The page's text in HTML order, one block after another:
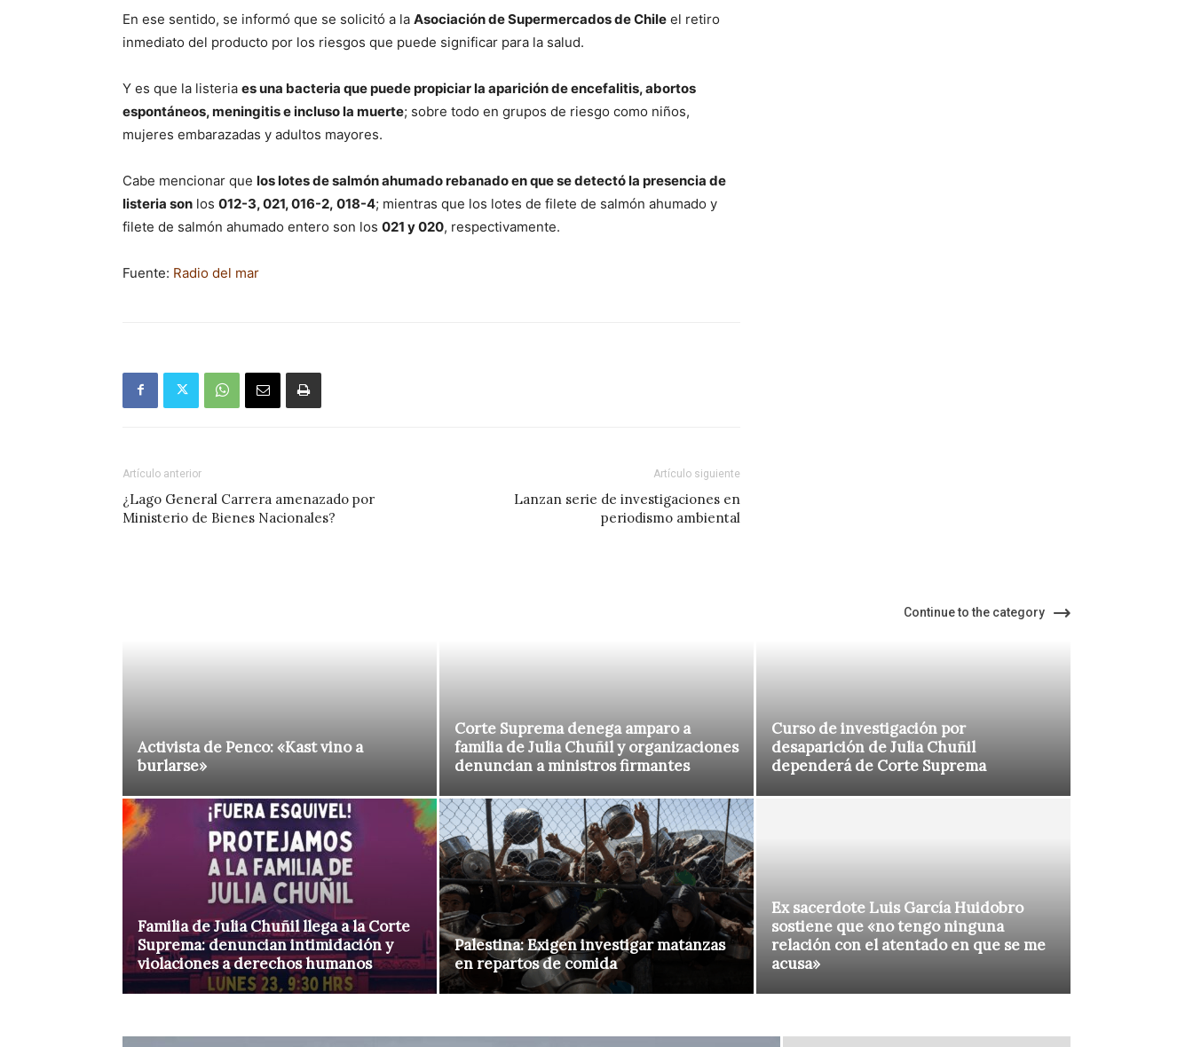
En ese sentido, se informó que se solicitó a la Asociación de Supermercados de Chile el retiro
inmediato del producto por los riesgos que puede significar para la salud.
Y es que la listeria es una bacteria que puede propiciar la aparición de encefalitis, abortos
espontáneos, meningitis e incluso la muerte; sobre todo en grupos de riesgo como niños,
mujeres embarazadas y adultos mayores.
Cabe mencionar que los lotes de salmón ahumado rebanado en que se detectó la presencia de
listeria son los 012-3, 021, 016-2, 018-4; mientras que los lotes de filete de salmón ahumado y
filete de salmón ahumado entero son los 021 y 020, respectivamente.
Fuente: Radio del mar
Artículo anterior
¿Lago General Carrera amenazado por
Ministerio de Bienes Nacionales?
Artículo siguiente
Lanzan serie de investigaciones en
periodismo ambiental
Continue to the category
Activista de Penco: «Kast vino a
burlarse»
Corte Suprema denega amparo a
familia de Julia Chuñil y organizaciones
denuncian a ministros firmantes
Curso de investigación por
desaparición de Julia Chuñil
dependerá de Corte Suprema
Familia de Julia Chuñil llega a la Corte
Suprema: denuncian intimidación y
violaciones a derechos humanos
Palestina: Exigen investigar matanzas
en repartos de comida
Ex sacerdote Luis García Huidobro
sostiene que «no tengo ninguna
relación con el atentado en que se me
acusa»